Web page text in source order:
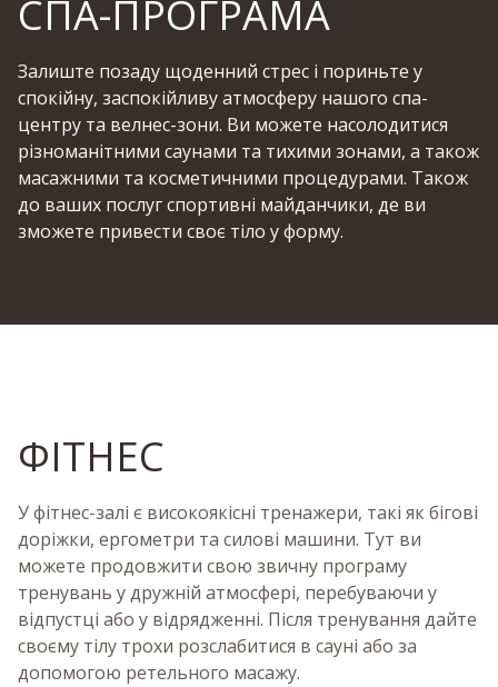
СПА-ПРОГРАМА
Залиште позаду щоденний стрес і пориньте у
спокійну, заспокійливу атмосферу нашого спа-
центру та велнес-зони. Ви можете насолодитися
різноманітними саунами та тихими зонами, а також
масажними та косметичними процедурами. Також
до ваших послуг спортивні майданчики, де ви
зможете привести своє тіло у форму.
ФІТНЕС
У фітнес-залі є високоякісні тренажери, такі як бігові
доріжки, ергометри та силові машини. Тут ви
можете продовжити свою звичну програму
тренувань у дружній атмосфері, перебуваючи у
відпустці або у відрядженні. Після тренування дайте
своєму тілу трохи розслабитися в сауні або за
допомогою ретельного масажу.